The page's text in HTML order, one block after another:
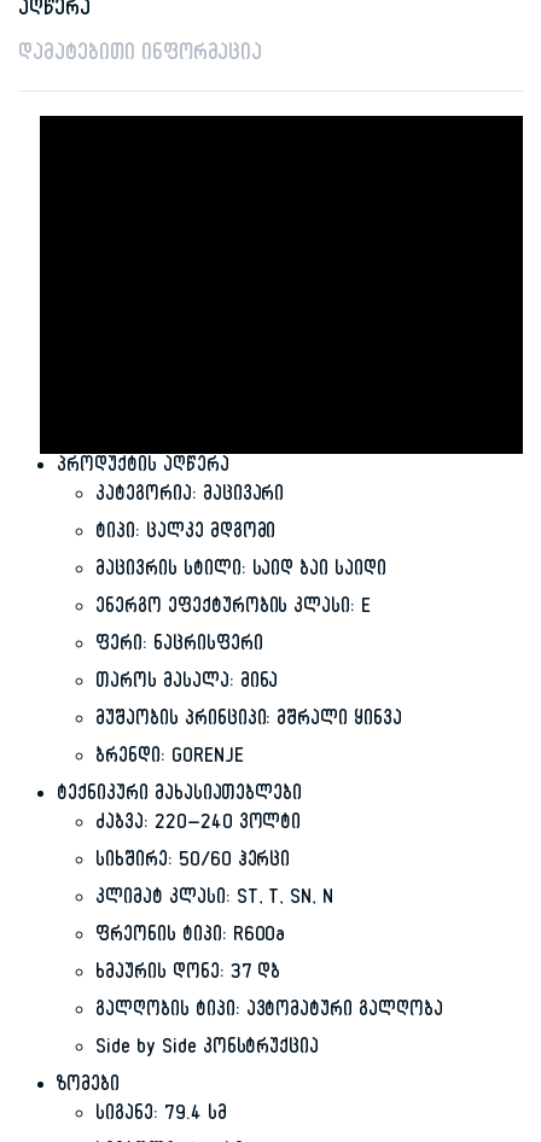
აღწერა
დამატებითი ინფორმაცია
პროდუქტის აღწერა
კატეგორია: მაცივარი
ტიპი: ცალკე მდგომი
მაცივრის სტილი: საიდ ბაი საიდი
ენერგო ეფექტურობის კლასი: E
ფერი: ნაცრისფერი
თაროს მასალა: მინა
მუშაობის პრინციპი: მშრალი ყინვა
ბრენდი: GORENJE
ტექნიკური მახასიათებლები
ძაბვა: 220–240 ვოლტი
სიხშირე: 50/60 ჰერცი
კლიმატ კლასი: ST, T, SN, N
ფრეონის ტიპი: R600a
ხმაურის დონე: 37 დბ
გალღობის ტიპი: ავტომატური გალღობა
Side by Side კონსტრუქცია
ზომები
სიგანე: 79.4 სმ